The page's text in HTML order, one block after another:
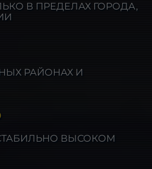
В ПРЕДЕЛАХ ГОРОДА,
РАЙОНАХ И
ВЫСОКОМ